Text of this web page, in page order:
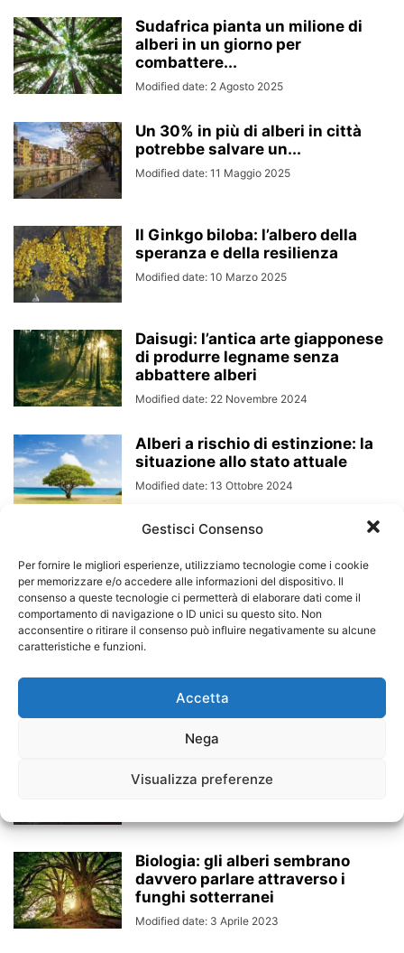
Gestisci Consenso
Per fornire le migliori esperienze, utilizziamo tecnologie come i cookie
per memorizzare e/o accedere alle informazioni del dispositivo. Il
consenso a queste tecnologie ci permetterà di elaborare dati come il
comportamento di navigazione o ID unici su questo sito. Non
acconsentire o ritirare il consenso può influire negativamente su alcune
caratteristiche e funzioni.
Accetta
Nega
Visualizza preferenze
Sudafrica pianta un milione di
alberi in un giorno per
combattere...
Modified date: 2 Agosto 2025
Un 30% in più di alberi in città
potrebbe salvare un...
Modified date: 11 Maggio 2025
Il Ginkgo biloba: l’albero della
speranza e della resilienza
Modified date: 10 Marzo 2025
Daisugi: l’antica arte giapponese
di produrre legname senza
abbattere alberi
Modified date: 22 Novembre 2024
Alberi a rischio di estinzione: la
situazione allo stato attuale
Modified date: 13 Ottobre 2024
dell’Equinozio d’Autunno e
l’antica tradizione irlandesi
Modified date: 13 Giugno 2024
Le palme che camminano
Foresta Pluviale di...
cambiamento climatico
Biologia: gli alberi sembrano
davvero parlare attraverso i
funghi sotterranei
Modified date: 3 Aprile 2023